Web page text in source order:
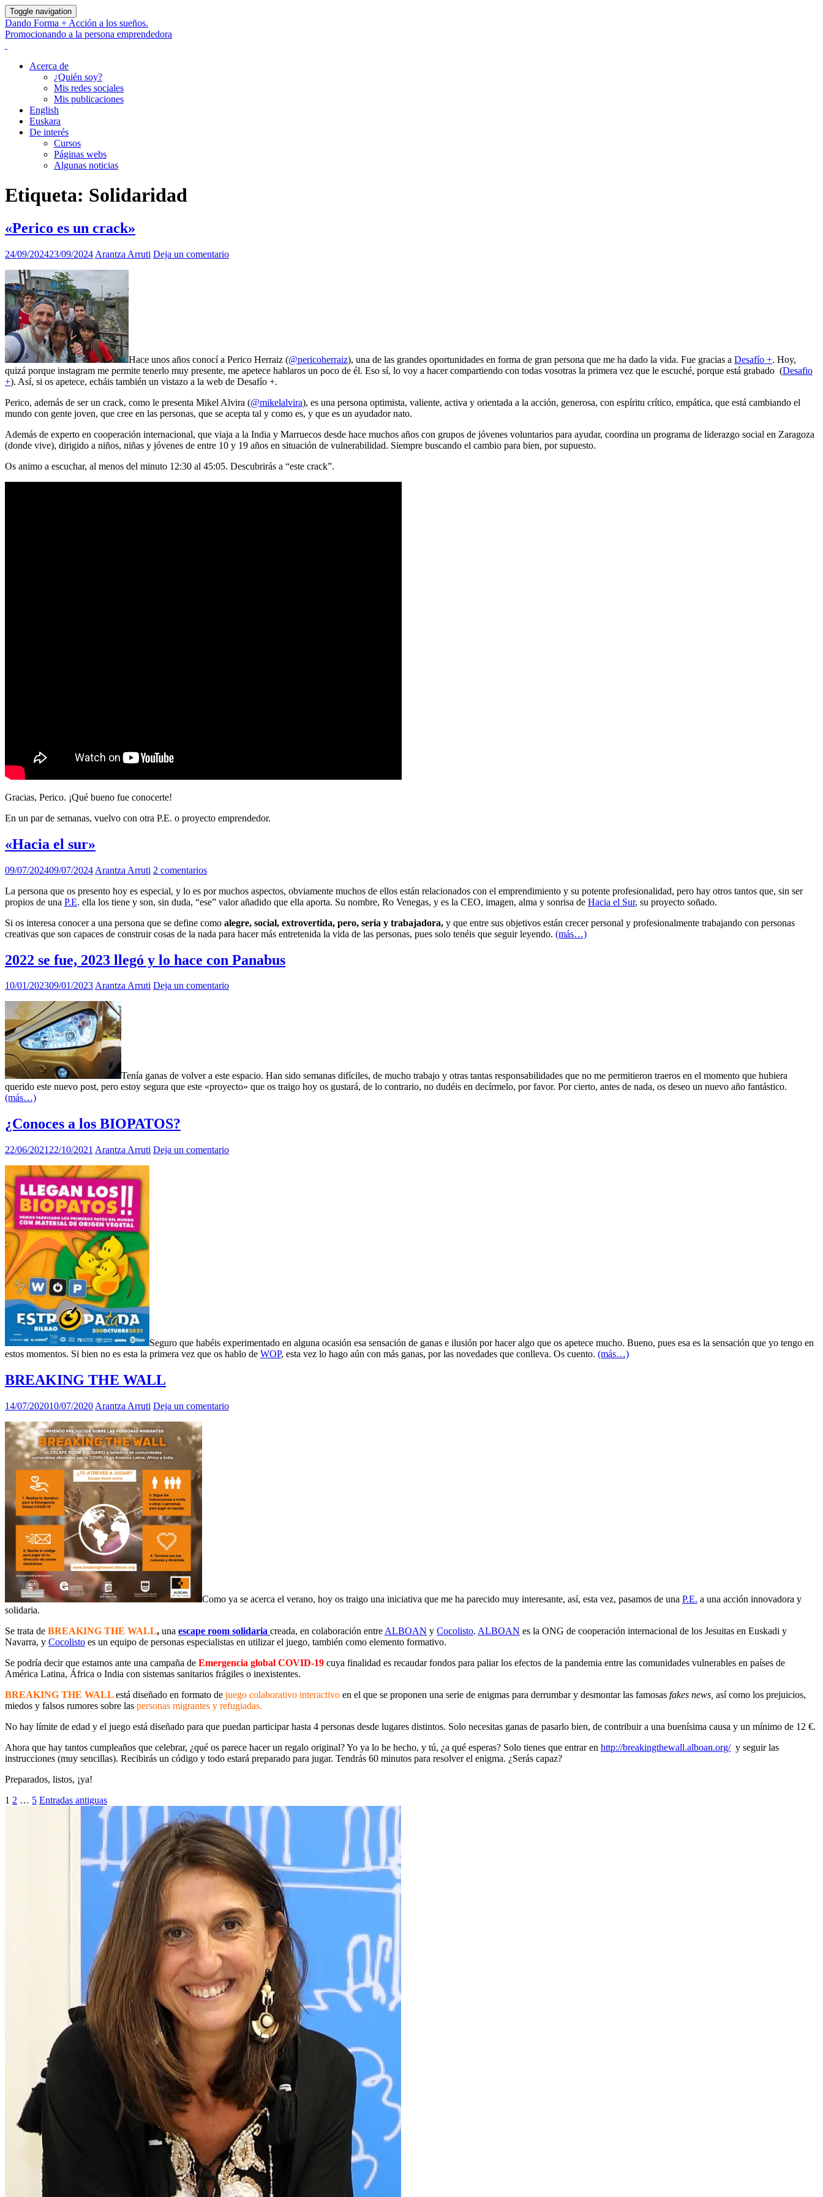
Toggle navigation
Dando Forma + Acción a los sueños.
Promocionando a la persona emprendedora
Acerca de
¿Quién soy?
Mis redes sociales
Mis publicaciones
English
Euskara
De interés
Cursos
Páginas webs
Algunas noticias
Etiqueta: Solidaridad
«Perico es un crack»
24/09/202423/09/2024 Arantza Arruti Deja un comentario
Hace unos años conocí a Perico Herraiz (@pericoherraiz), una de las grandes oportunidades en forma de gran persona que me ha dado la vida. Fue gracias a Desafío +. Hoy,
quizá porque instagram me permite tenerlo muy presente, me apetece hablaros un poco de él. Eso sí, lo voy a hacer compartiendo con todas vosotras la primera vez que le escuché, porque está grabado (Desafio
+). Así, si os apetece, echáis también un vistazo a la web de Desafío +.
Perico, además de ser un crack, como le presenta Mikel Alvira (@mikelalvira), es una persona optimista, valiente, activa y orientada a la acción, generosa, con espíritu crítico, empática, que está cambiando el
mundo con gente joven, que cree en las personas, que se acepta tal y como es, y que es un ayudador nato.
Además de experto en cooperación internacional, que viaja a la India y Marruecos desde hace muchos años con grupos de jóvenes voluntarios para ayudar, coordina un programa de liderazgo social en Zaragoza
(donde vive), dirigido a niños, niñas y jóvenes de entre 10 y 19 años en situación de vulnerabilidad. Siempre buscando el cambio para bien, por supuesto.
Os animo a escuchar, al menos del minuto 12:30 al 45:05. Descubrirás a “este crack”.
Gracias, Perico. ¡Qué bueno fue conocerte!
En un par de semanas, vuelvo con otra P.E. o proyecto emprendedor.
«Hacia el sur»
09/07/202409/07/2024 Arantza Arruti 2 comentarios
La persona que os presento hoy es especial, y lo es por muchos aspectos, obviamente muchos de ellos están relacionados con el emprendimiento y su potente profesionalidad, pero hay otros tantos que, sin ser
propios de una P.E. ella los tiene y son, sin duda, “ese” valor añadido que ella aporta. Su nombre, Ro Venegas, y es la CEO, imagen, alma y sonrisa de Hacia el Sur, su proyecto soñado.
Si os interesa conocer a una persona que se define como alegre, social, extrovertida, pero, seria y trabajadora, y que entre sus objetivos están crecer personal y profesionalmente trabajando con personas
creativas que son capaces de construir cosas de la nada para hacer más entretenida la vida de las personas, pues solo tenéis que seguir leyendo. (más…)
2022 se fue, 2023 llegó y lo hace con Panabus
10/01/202309/01/2023Arantza Arruti Deja un comentario
Tenía ganas de volver a este espacio. Han sido semanas difíciles, de mucho trabajo y otras tantas responsabilidades que no me permitieron traeros en el momento que hubiera
querido este nuevo post, pero estoy segura que este «proyecto» que os traigo hoy os gustará, de lo contrario, no dudéis en decírmelo, por favor. Por cierto, antes de nada, os deseo un nuevo año fantástico.
(más…)
¿Conoces a los BIOPATOS?
22/06/2021 22/10/2021 Arantza Arruti Deja un comentario
Seguro que habéis experimentado en alguna ocasión esa sensación de ganas e ilusión por hacer algo que os apetece mucho. Bueno, pues esa es la sensación que yo tengo en
estos momentos. Si bien no es esta la primera vez que os hablo de WOP, esta vez lo hago aún con más ganas, por las novedades que conlleva. Os cuento. (más…)
BREAKING THE WALL
14/07/202010/07/2020 Arantza Arruti Deja un comentario
Como ya se acerca el verano, hoy os traigo una iniciativa que me ha parecido muy interesante, así, esta vez, pasamos de una P.E. a una acción innovadora y
solidaria.
Se trata de BREAKING THE WALL, una escape room solidaria creada, en colaboración entre ALBOAN y Cocolisto. ALBOAN es la ONG de cooperación internacional de los Jesuitas en Euskadi y
Navarra, y Cocolisto es un equipo de personas especialistas en utilizar el juego, también como elemento formativo.
Se podría decir que estamos ante una campaña de Emergencia global COVID-19 cuya finalidad es recaudar fondos para paliar los efectos de la pandemia entre las comunidades vulnerables en países de
América Latina, África o India con sistemas sanitarios frágiles o inexistentes.
BREAKING THE WALL está diseñado en formato de juego colaborativo interactivo en el que se proponen una serie de enigmas para derrumbar y desmontar las famosas fakes news, así como los prejuicios,
miedos y falsos rumores sobre las personas migrantes y refugiadas.
No hay límite de edad y el juego está diseñado para que puedan participar hasta 4 personas desde lugares distintos. Solo necesitas ganas de pasarlo bien, de contribuir a una buenísima causa y un mínimo de 12 €.
Ahora que hay tantos cumpleaños que celebrar, ¿qué os parece hacer un regalo original? Yo ya lo he hecho, y tú, ¿a qué esperas? Solo tienes que entrar en http://breakingthewall.alboan.org/y seguir las
instrucciones (muy sencillas). Recibirás un código y todo estará preparado para jugar. Tendrás 60 minutos para resolver el enigma. ¿Serás capaz?
Preparados, listos, ¡ya!
Paginación
1 2 … 5 Entradas antiguas